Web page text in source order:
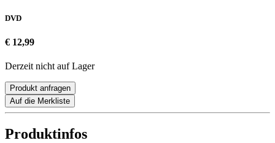
DVD
€ 12,99
Derzeit nicht auf Lager
Produkt anfragen
Auf die Merkliste
Produktinfos